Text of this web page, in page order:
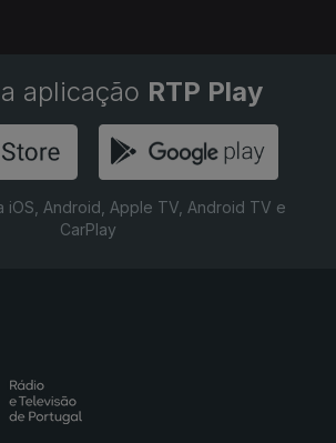
aplicação RTP Play
iOS, Android, Apple TV, Android TV e
CarPlay